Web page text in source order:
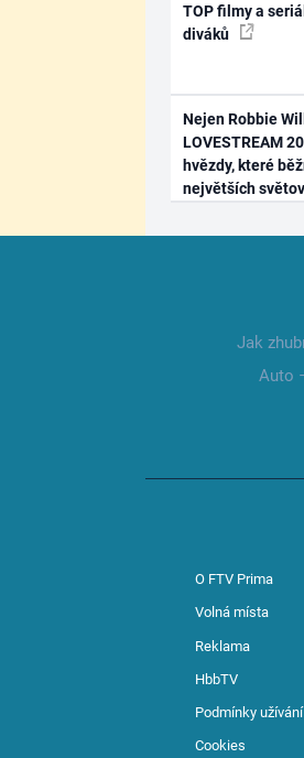
TOP filmy a
diváků
Nejen Robbie
LOVESTREAM
hvězdy, které
největších
Jak
Auto
O FTV Prima
Volná místa
Reklama
HbbTV
Podmínky užívání
Cookies